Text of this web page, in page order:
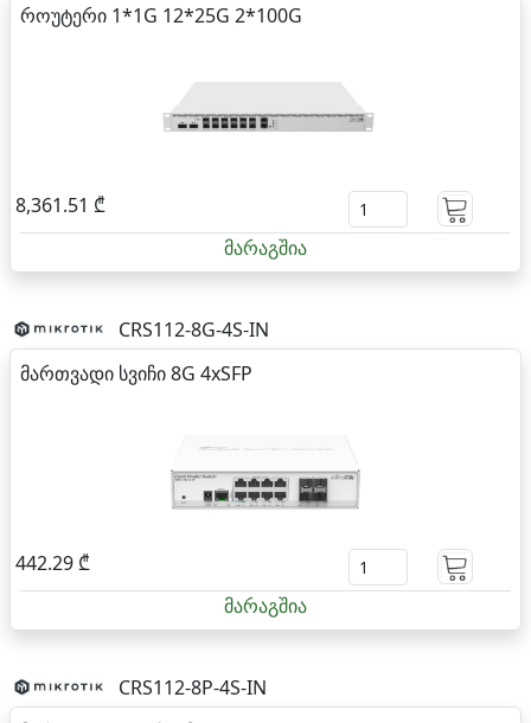
როუტერი 1*1G 12*25G 2*100G
8,361.51 ₾
მარაგშია
CRS112-8G-4S-IN
მართვადი სვიჩი 8G 4xSFP
442.29 ₾
მარაგშია
CRS112-8P-4S-IN